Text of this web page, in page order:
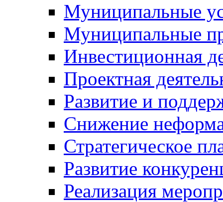
Муниципальные
Муниципальные
Инвестиционная
Проектная
Развитие и
Снижение
Стратегическое
Развитие
Реализация